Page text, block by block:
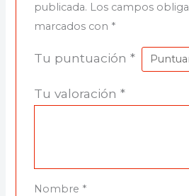
publicada. Los campos
marcados con *
Tu puntuación *
Tu valoración *
Nombre *